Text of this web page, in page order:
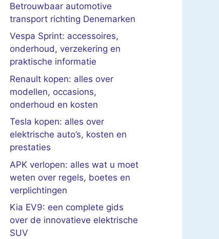
Betrouwbaar automotive
transport richting Denemarken
Vespa Sprint: accessoires,
onderhoud, verzekering en
praktische informatie
Renault kopen: alles over
modellen, occasions,
onderhoud en kosten
Tesla kopen: alles over
elektrische auto’s, kosten en
prestaties
APK verlopen: alles wat u moet
weten over regels, boetes en
verplichtingen
Kia EV9: een complete gids
over de innovatieve elektrische
SUV